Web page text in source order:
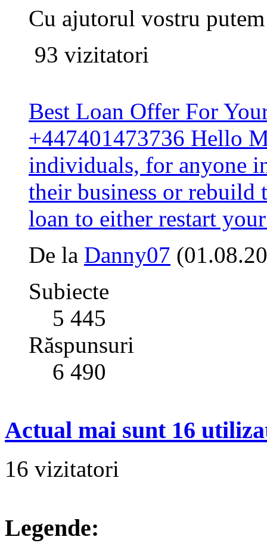
Cu ajutorul vostru
93 vizitatori
Best Loan Offer For
+447401473736 Hello
individuals, for anyone
their business or
loan to either restart
De la Danny07
Subiecte
5 445
Răspunsuri
6 490
Actual mai sunt 16
16 vizitatori
Legende: